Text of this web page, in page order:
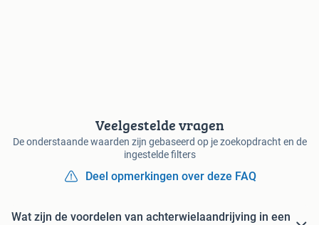
Veelgestelde vragen
De onderstaande waarden zijn gebaseerd op je zoekopdracht en de
ingestelde filters
Deel opmerkingen over deze FAQ
Wat zijn de voordelen van achterwielaandrijving in een